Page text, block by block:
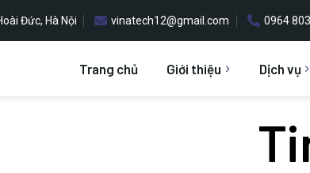
Đức, Hà Nội vinatech12@gmail.com 0964
Trang chủ Giới thiệu Dịch vụ